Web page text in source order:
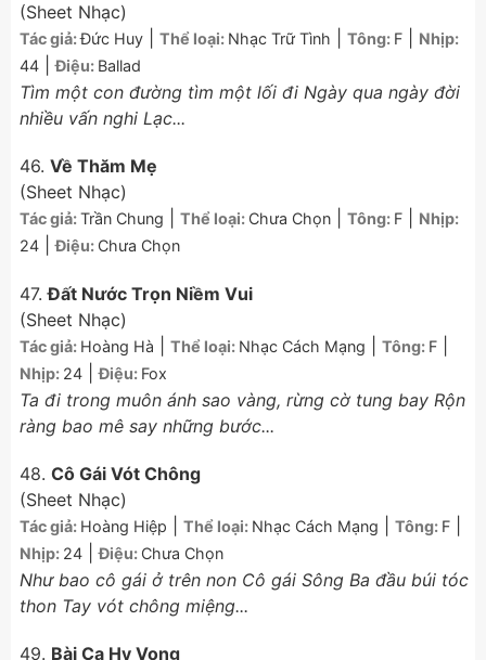
(Sheet Nhạc)
Tác giả:Đức Huy Thể loại: Nhạc Trữ Tình Tông: F
Nhịp:
44 |Điệu: Ballad
Tìm một con đường tìm một lối đi Ngày qua ngày đời
nhiều vấn nghi Lạc...
46. Về Thăm Mẹ
(Sheet Nhạc)
Tác giả:Trần Chung Thể loại: Chưa Chọn Tông: F
Nhịp:
24 |Điệu: Chưa Chọn
47.Đất Nước Trọn Niềm Vui
(Sheet Nhạc)
Tác giả: Hoàng Hà Thể loại: Nhạc Cách Mạng Tông: F
Nhịp: 24 |Điệu: Fox
Ta đi trong muôn ánh sao vàng, rừng cờ tung bay Rộn
ràng bao mê say những bước...
48. Cô Gái Vót Chông
(Sheet Nhạc)
Tác giả: Hoàng Hiệp Thể loại: Nhạc Cách Mạng Tông: F
Nhịp: 24 |Điệu: Chưa Chọn
Như bao cô gái ở trên non Cô gái Sông Ba đầu búi tóc
thon Tay vót chông miệng...
49. Bài Ca Hy Vọng